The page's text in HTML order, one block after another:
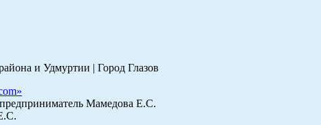
и Удмуртии | Город Глазов
»
Мамедова Е.С.